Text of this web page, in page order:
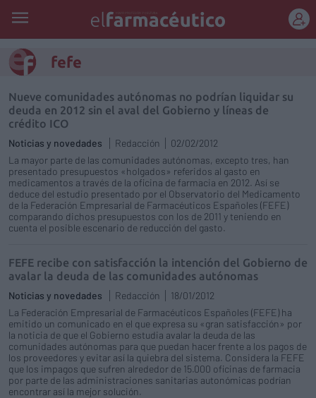
fefe
Nueve comunidades autónomas no podrían liquidar su
deuda en 2012 sin el aval del Gobierno y líneas de
crédito ICO
Noticias y novedades Redacción
02/02/2012
La mayor parte de las comunidades autónomas, excepto tres, han
presentado presupuestos «holgados» referidos al gasto en
medicamentos a través de la oficina de farmacia en 2012. Así se
deduce del estudio presentado por el Observatorio del Medicamento
de la Federación Empresarial de Farmacéuticos Españoles (FEFE)
comparando dichos presupuestos con los de 2011 y teniendo en
cuenta el posible escenario de reducción del gasto.
FEFE recibe con satisfacción la intención del Gobierno de
avalar la deuda de las comunidades autónomas
Noticias y novedades Redacción
18/01/2012
La Federación Empresarial de Farmacéuticos Españoles (FEFE) ha
emitido un comunicado en el que expresa su «gran satisfacción» por
la noticia de que el Gobierno estudia avalar la deuda de las
comunidades autónomas para que puedan hacer frente a los pagos de
los proveedores y evitar así la quiebra del sistema. Considera la FEFE
que los impagos que sufren alrededor de 15.000 oficinas de farmacia
por parte de las administraciones sanitarias autonómicas podrían
encontrar así la mejor solución.